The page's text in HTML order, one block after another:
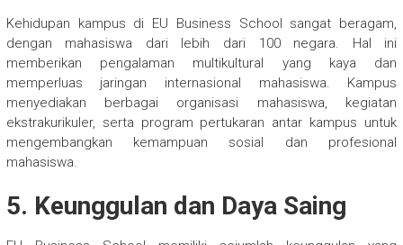
Kehidupan kampus di EU Business School sangat beragam,
dengan mahasiswa dari lebih dari 100 negara. Hal ini
memberikan pengalaman multikultural yang kaya dan
memperluas jaringan internasional mahasiswa. Kampus
menyediakan berbagai organisasi mahasiswa, kegiatan
ekstrakurikuler, serta program pertukaran antar kampus untuk
mengembangkan kemampuan sosial dan profesional
mahasiswa.
5. Keunggulan dan Daya Saing